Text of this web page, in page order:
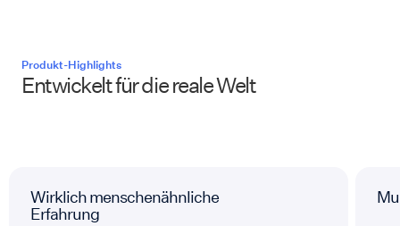
Produkt-Highlights
Entwickelt für die reale Welt
Wirklich menschenähnliche
Erfahrung